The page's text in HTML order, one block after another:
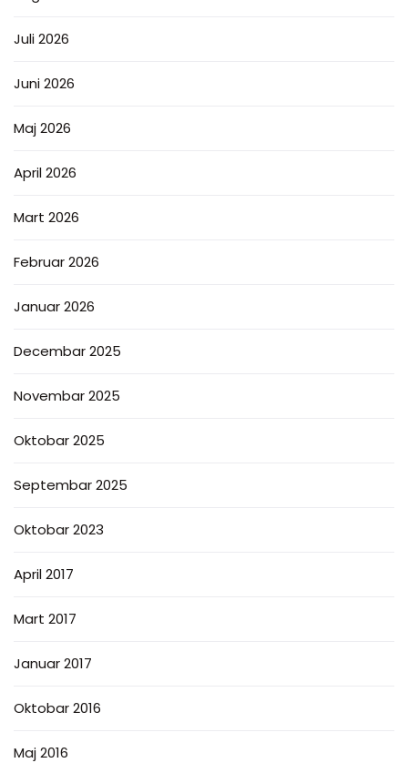
Juli 2026
Juni 2026
Maj 2026
April 2026
Mart 2026
Februar 2026
Januar 2026
Decembar 2025
Novembar 2025
Oktobar 2025
Septembar 2025
Oktobar 2023
April 2017
Mart 2017
Januar 2017
Oktobar 2016
Maj 2016